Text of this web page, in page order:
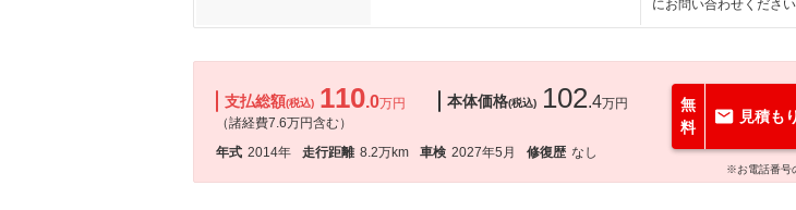
にお問い合わせください
支払総額(税込) 110.0万円
（諸経費7.6万円含む）
本体価格(税込) 102.4万円
年式 2014年 走行距離 8.2万km 車検 2027年5月 修復歴 なし
無
料
見積も
※お電話番号